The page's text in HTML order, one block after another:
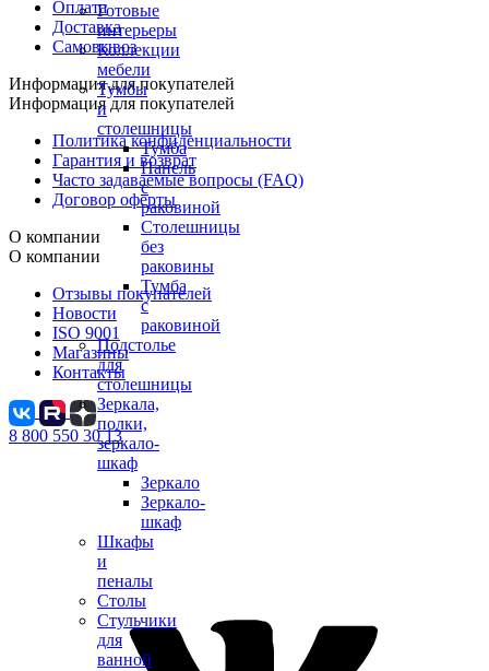
Готовые
интерьеры
Коллекции
мебели
Тумбы
и
столешницы
Тумба
Панель
с
раковиной
Столешницы
без
раковины
Тумба
с
раковиной
Подстолье
для
столешницы
Зеркала,
полки,
зеркало-
шкаф
Зеркало
Зеркало-
шкаф
Шкафы
и
пеналы
Столы
Стульчики
для
ванной
Оплата
Доставка
Самовывоз
Информация для покупателей
Информация для покупателей
Политика конфиденциальности
Гарантия и возврат
Часто задаваемые вопросы (FAQ)
Договор оферты
О компании
О компании
Отзывы покупателей
Новости
ISO 9001
Магазины
Контакты
8 800 550 30 13